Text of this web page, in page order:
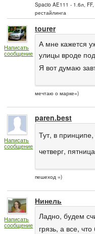
Spacio AE111 - 1.6л,
рестайлинга
Написать
сообщение
tourer
А мне кажется
улицы вроде
Я вот думаю
мечтаю о марке=)
Написать
сообщение
paren.best
Тут, в
четверг,
пешеход =)
Написать
сообщение
Нинель
Ладно, будем
грязь, а все,